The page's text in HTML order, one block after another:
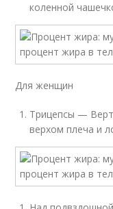
коленной
Для женщин
Трицепсы —
верхом плеча и